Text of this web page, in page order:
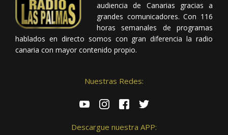
audiencia de Canarias gracias a
grandes comunicadores. Con 116
horas semanales de programas
hablados en directo somos con gran diferencia la radio
canaria con mayor contenido propio.
Nuestras Redes:
Descargue nuestra APP: